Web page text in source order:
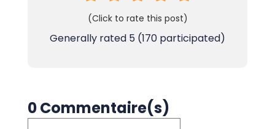
(Click to rate this post)
Generally rated 5 (170 participated)
0 Commentaire(s)